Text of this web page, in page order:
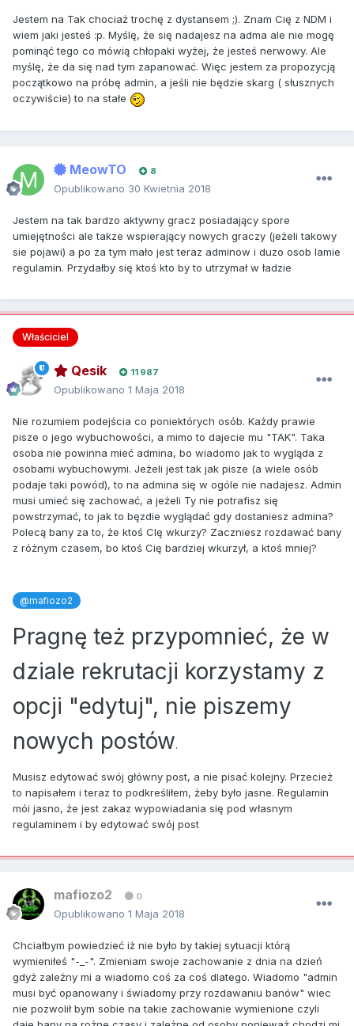
Jestem na Tak chociaż trochę z dystansem ;). Znam Cię z NDM i
wiem jaki jesteś :p. Myślę, że się nadajesz na adma ale nie mogę
pominąć tego co mówią chłopaki wyżej, że jesteś nerwowy. Ale
myślę, że da się nad tym zapanować. Więc jestem za propozycją
początkowo na próbę admin, a jeśli nie będzie skarg ( słusznych
oczywiście) to na stałe
MeowTO 8
Opublikowano 30 Kwietnia 2018
Jestem na tak bardzo aktywny gracz posiadający spore
umiejętności ale takze wspierający nowych graczy (jeżeli takowy
sie pojawi) a po za tym mało jest teraz adminow i duzo osob lamie
regulamin. Przydałby się ktoś kto by to utrzymał w ładzie
Właściciel
Qesik 11 987
Opublikowano 1 Maja 2018
Nie rozumiem podejścia co poniektórych osób. Każdy prawie
pisze o jego wybuchowości, a mimo to dajecie mu "TAK". Taka
osoba nie powinna mieć admina, bo wiadomo jak to wygląda z
osobami wybuchowymi. Jeżeli jest tak jak pisze (a wiele osób
podaje taki powód), to na admina się w ogóle nie nadajesz. Admin
musi umieć się zachować, a jeżeli Ty nie potrafisz się
powstrzymać, to jak to bęzdie wyglądać gdy dostaniesz admina?
Polecą bany za to, że ktoś CIę wkurzy? Zaczniesz rozdawać bany
z różnym czasem, bo ktoś Cię bardziej wkurzył, a ktoś mniej?
@mafiozo2
Pragnę też przypomnieć, że w
dziale rekrutacji korzystamy z
opcji "edytuj", nie piszemy
nowych postów.
Musisz edytować swój główny post, a nie pisać kolejny. Przecież
to napisałem i teraz to podkreśliłem, żeby było jasne. Regulamin
mói jasno, że jest zakaz wypowiadania się pod własnym
regulaminem i by edytować swój post
mafiozo2 0
Opublikowano 1 Maja 2018
Chciałbym powiedzieć iż nie było by takiej sytuacji którą
wymieniłeś "-_-". Zmieniam swoje zachowanie z dnia na dzień
gdyż zależny mi a wiadomo coś za coś dlatego. Wiadomo "admin
musi być opanowany i świadomy przy rozdawaniu banów" wiec
nie pozwolił bym sobie na takie zachowanie wymienione czyli